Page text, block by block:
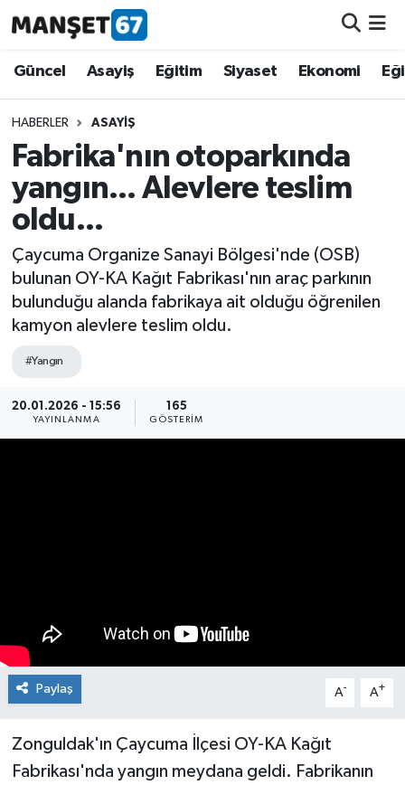
Güncel Asayiş Eğitim Siyaset Ekonomi
HABERLER ASAYIŞ
Fabrika'nın otoparkında
yangın... Alevlere teslim
oldu...
Çaycuma Organize Sanayi Bölgesi'nde (OSB)
bulunan OY-KA Kağıt Fabrikası'nın araç parkının
bulunduğu alanda fabrikaya ait olduğu öğrenilen
kamyon alevlere teslim oldu.
#Yangın
20.01.2026 - 15:56
YAYINLANMA
165
GÖSTERIM
Paylaş A- A+
Zonguldak'ın Çaycuma İlçesi OY-KA Kağıt
Fabrikası'nda yangın meydana geldi. Fabrikanın
Güncel
Asayiş
Siyaset
Spor
Eğitim
Ekonomi
Medya